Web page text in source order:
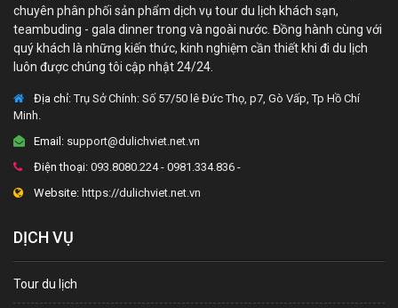
chuyên phân phối sản phẩm dịch vụ tour du lịch khách sạn,
teambuding - gala dinner trong và ngoài nước. Đồng hành cùng với
quý khách là những kiến thức, kinh nghiệm cần thiết khi đi du lịch
luôn được chúng tôi cập nhật 24/24.
Địa chỉ:Trụ Sở Chính: Số 57/50 lê Đức Thọ, p7, Gò Vấp, Tp Hồ Chí
Minh.
Email: support@dulichviet.net.vn
Điện thoại: 093.8080.224 - 0981.334.836 -
Website: https://dulichviet.net.vn
DỊCH VỤ
Tour du lịch